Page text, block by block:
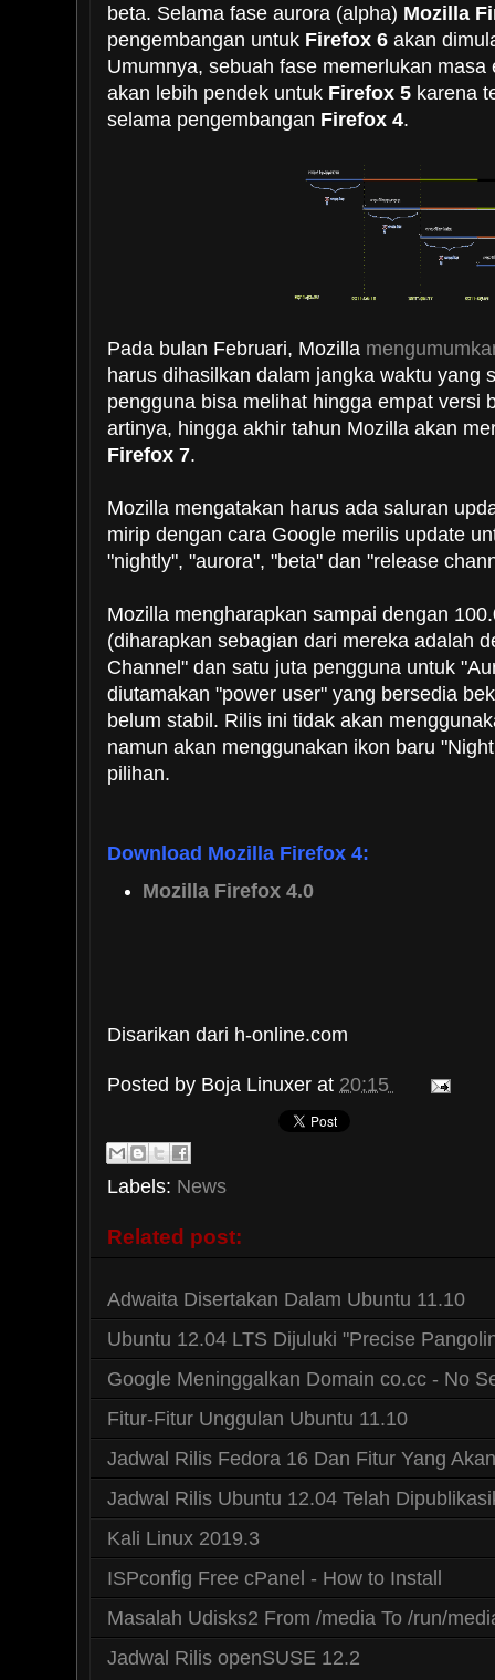
beta. Selama fase aurora (alpha) Mozilla
pengembangan untuk Firefox 6 akan
Umumnya, sebuah fase memerlukan
akan lebih pendek untuk Firefox 5 karena
selama pengembangan Firefox 4.
Pada bulan Februari, Mozilla
harus dihasilkan dalam jangka waktu yang
pengguna bisa melihat hingga empat versi
artinya, hingga akhir tahun Mozilla akan
Firefox 7.
Mozilla mengatakan harus ada saluran
mirip dengan cara Google merilis update
"nightly", "aurora", "beta" dan "release
Mozilla mengharapkan sampai dengan
(diharapkan sebagian dari mereka adalah
Channel" dan satu juta pengguna untuk
diutamakan "power user" yang bersedia
belum stabil. Rilis ini tidak akan
namun akan menggunakan ikon baru
pilihan.
Download Mozilla Firefox 4:
Mozilla Firefox 4.0
Disarikan dari h-online.com
Posted by Boja Linuxer at 20:15
Labels: News
Related post:
Adwaita Disertakan Dalam Ubuntu 11.10
Ubuntu 12.04 LTS Dijuluki "Precise
Google Meninggalkan Domain co.cc - No
Fitur-Fitur Unggulan Ubuntu 11.10
Jadwal Rilis Fedora 16 Dan Fitur Yang
Jadwal Rilis Ubuntu 12.04 Telah
Kali Linux 2019.3
ISPconfig Free cPanel - How to Install
Masalah Udisks2 From /media To /run/
Jadwal Rilis openSUSE 12.2